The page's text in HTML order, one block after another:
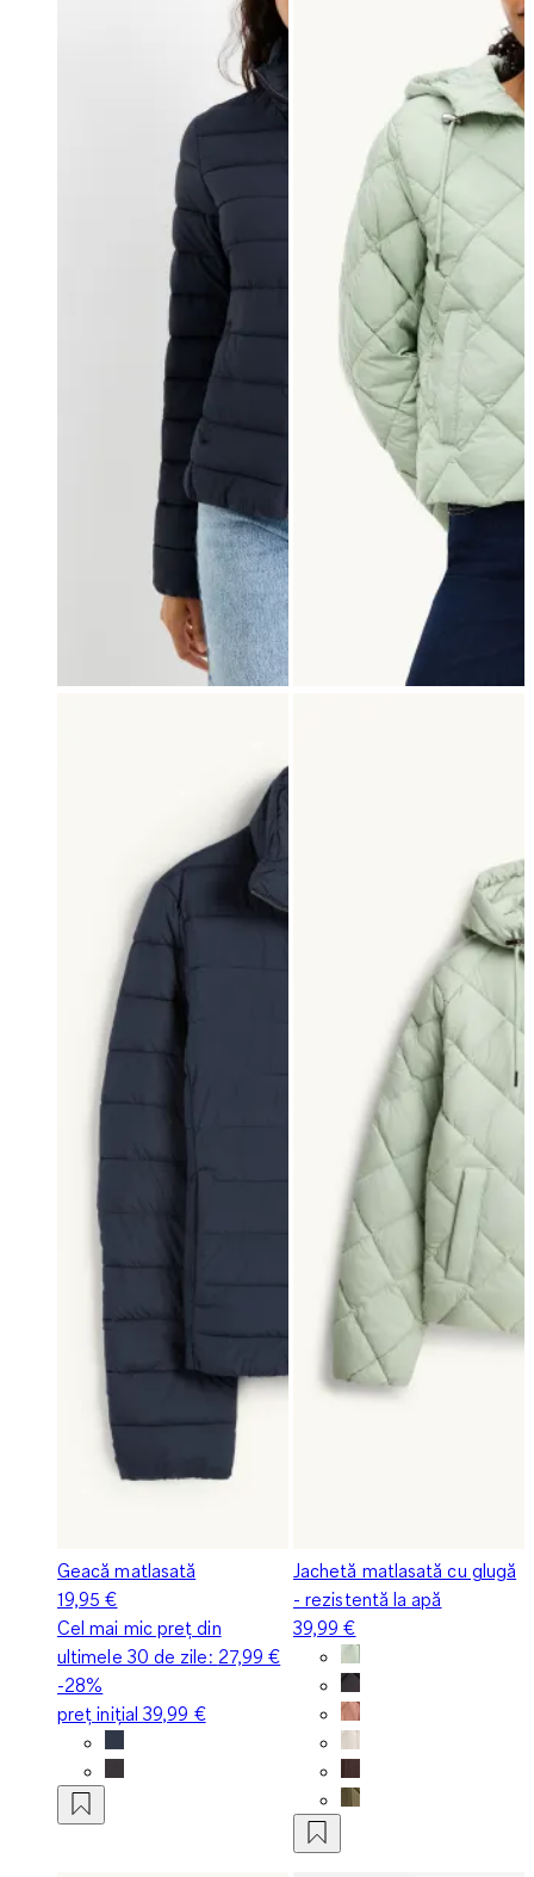
Geacă matlasată
19,95 €
Cel mai mic preț din
ultimele 30 de zile: 27,99 €
-28%
preț inițial39,99 €
Jachetă matlasată cu glugă
- rezistentă la apă
39,99 €